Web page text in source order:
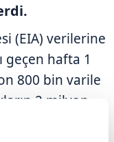
(EIA) verilerine
hafta 1
800 bin varile
2 milyon